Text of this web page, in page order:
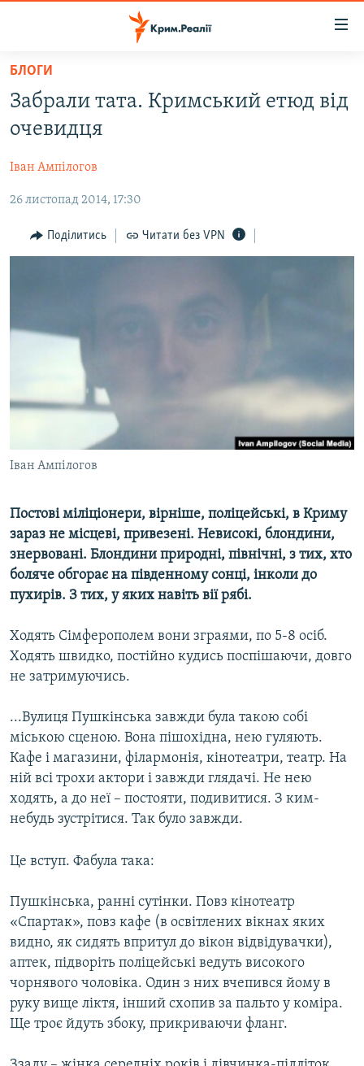
Перейти
основного
матеріалу
до
навігації
Перейти
НОВИНИ
ВОДА.КРИМ
ПОЛІТИКА
БЛОГИ
ПОГЛЯД
ДЕПОРТАЦІЯ
СВІДЧЕННЯ ОКУПАЦІЇ
УКРАЇНСЬКА ПРОБЛЕМА КРИМУ
ІНФОГРАФІКА
ЯК ОБІЙТИ БЛОКУВАННЯ
ДОЛУЧАЙСЯ!
Усі сайти RFE/RL
БЛОГИ
Забрали тата. Кримський етюд від
очевидця
Іван Ампілогов
26 листопад 2014, 17:30
Поділитись Читати без VPN
Iван Ампілогов
Постові міліціонери, вірніше, поліцейські, в Криму
зараз не місцеві, привезені. Невисокі, блондини,
знервовані. Блондини природні, північні, з тих, хто
боляче обгорає на південному сонці, інколи до
пухирів. З тих, у яких навіть вії рябі.
Ходять Сімферополем вони зграями, по 5-8 осіб.
Ходять швидко, постійно кудись поспішаючи, довго
не затримуючись.
...Вулиця Пушкінська завжди була такою собі
міською сценою. Вона пішохідна, нею гуляють.
Кафе і магазини, філармонія, кінотеатри, театр. На
ній всі трохи актори і завжди глядачі. Не нею
ходять, а до неї – постояти, подивитися. З ким-
небудь зустрітися. Так було завжди.
Це вступ. Фабула така:
Пушкінська, ранні сутінки. Повз кінотеатр
«Спартак», повз кафе (в освітлених вікнах яких
видно, як сидять впритул до вікон відвідувачки),
аптек, підворіть поліцейські ведуть високого
чорнявого чоловіка. Один з них вчепився йому в
руку вище ліктя, інший схопив за пальто у коміра.
Ще троє йдуть збоку, прикриваючи фланг.